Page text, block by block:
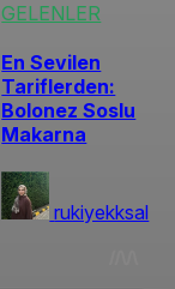
GELENLER
En Sevilen
Tariflerden:
Bolonez Soslu
Makarna
rukiyekksal